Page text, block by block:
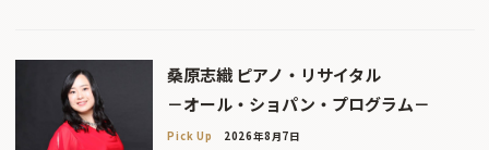
桑原志織 ピアノ・リサイタル
－オール・ショパン・プログラム－
Pick Up 2026年8月7日